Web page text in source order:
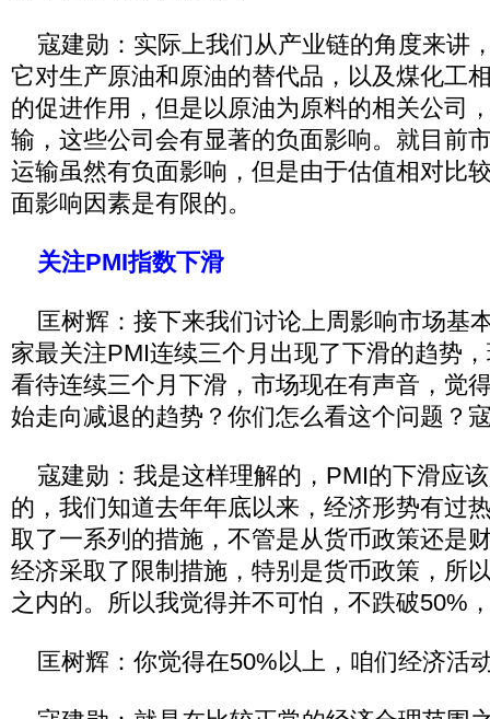
寇建勋：实际上我们从产业链的角度来讲
它对生产原油和原油的替代品，以及煤化工
的促进作用，但是以原油为原料的相关公司
输，这些公司会有显著的负面影响。就目前
运输虽然有负面影响，但是由于估值相对比
面影响因素是有限的。
关注PMI指数下滑
匡树辉：接下来我们讨论上周影响市场基
家最关注PMI连续三个月出现了下滑的趋势
看待连续三个月下滑，市场现在有声音，觉
始走向减退的趋势？你们怎么看这个问题？
寇建勋：我是这样理解的，PMI的下滑应
的，我们知道去年年底以来，经济形势有过
取了一系列的措施，不管是从货币政策还是
经济采取了限制措施，特别是货币政策，所
之内的。所以我觉得并不可怕，不跌破50%
匡树辉：你觉得在50%以上，咱们经济活